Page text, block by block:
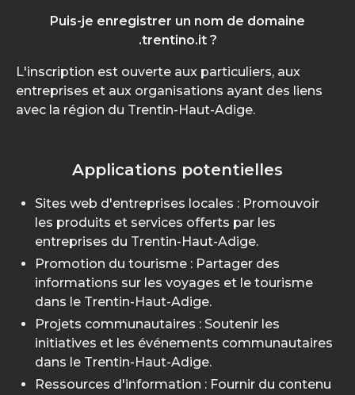
Puis-je enregistrer un nom de domaine
.trentino.it ?
L'inscription est ouverte aux particuliers, aux
entreprises et aux organisations ayant des liens
avec la région du Trentin-Haut-Adige.
Applications potentielles
Sites web d'entreprises locales : Promouvoir
les produits et services offerts par les
entreprises du Trentin-Haut-Adige.
Promotion du tourisme : Partager des
informations sur les voyages et le tourisme
dans le Trentin-Haut-Adige.
Projets communautaires : Soutenir les
initiatives et les événements communautaires
dans le Trentin-Haut-Adige.
Ressources d'information : Fournir du contenu